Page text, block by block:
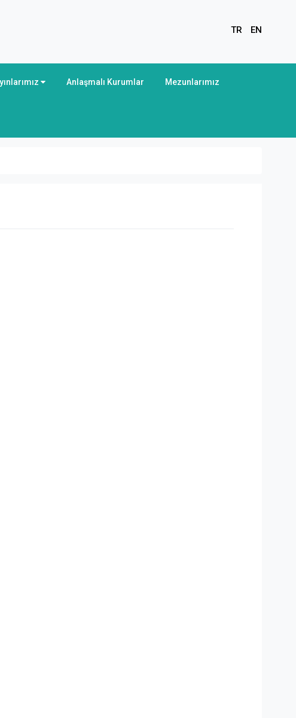
TR EN
Anlaşmalı Kurumlar Mezunlarımız